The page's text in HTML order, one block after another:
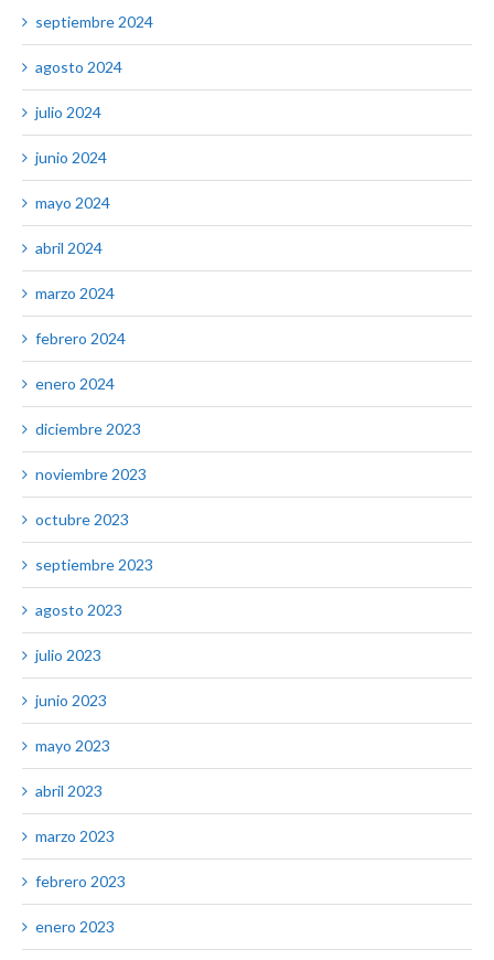
septiembre 2024
agosto 2024
julio 2024
junio 2024
mayo 2024
abril 2024
marzo 2024
febrero 2024
enero 2024
diciembre 2023
noviembre 2023
octubre 2023
septiembre 2023
agosto 2023
julio 2023
junio 2023
mayo 2023
abril 2023
marzo 2023
febrero 2023
enero 2023